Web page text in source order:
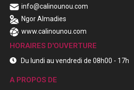
info@calinounou.com
Ngor Almadies
www.calinounou.com
HORAIRES D'OUVERTURE
Du lundi au vendredi de 08h00 - 17h
A PROPOS DE